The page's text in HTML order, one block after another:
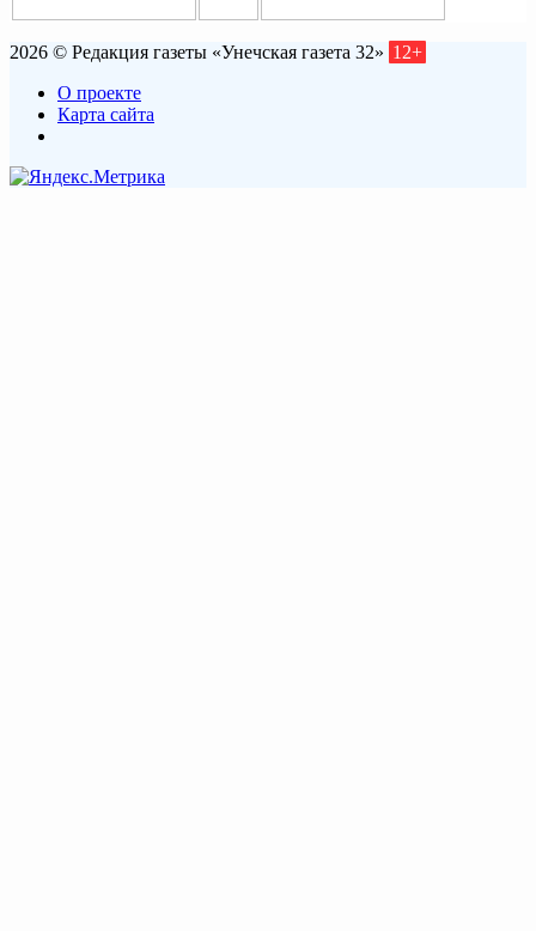
2026 © Редакция газеты «Унечская газета 32» 12+
О проекте
Карта сайта